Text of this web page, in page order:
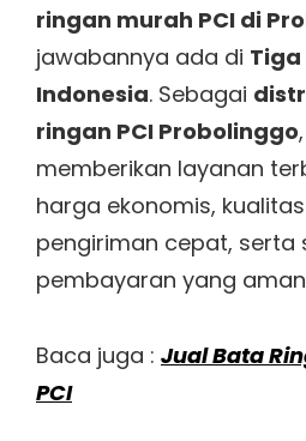
ringan murah PCI di
jawabannya ada di
Indonesia. Sebagai
ringan PCI Probolinggo
memberikan layanan
harga ekonomis,
pengiriman cepat, serta
pembayaran yang
Baca juga : Jual Bata
PCI